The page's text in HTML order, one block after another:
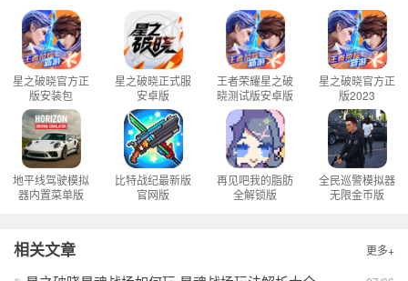
星之破晓官方正
版安装包
星之破晓正式服
安卓版
王者荣耀星之破
晓测试版安卓版
星之破晓官方正
版2023
地平线驾驶模拟
器内置菜单版
比特战纪最新版
官网版
再见吧我的脂肪
全解锁版
全民巡警模拟器
无限金币版
相关文章 更多+